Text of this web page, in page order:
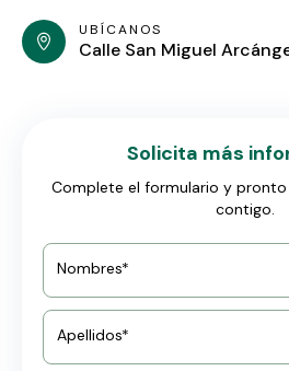
Calle San Miguel
UBÍCANOS
Solicita más
Complete el formulario y
contigo.
Nombres*
Apellidos*